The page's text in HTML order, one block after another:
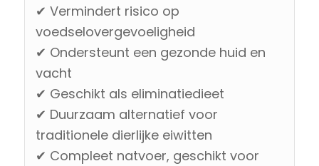
✔ Vermindert risico op
voedselovergevoeligheid
✔ Ondersteunt een gezonde huid en
vacht
✔ Geschikt als eliminatiedieet
✔ Duurzaam alternatief voor
traditionele dierlijke eiwitten
✔ Compleet natvoer, geschikt voor